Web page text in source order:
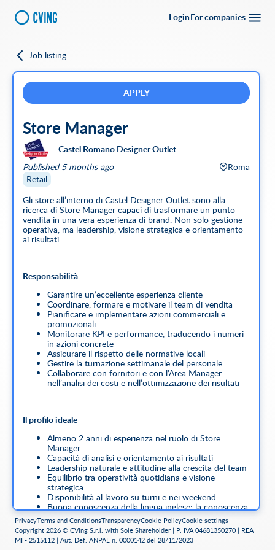
LoginFor companies
Full-time Full Remote CVing Referral
City
SEARCH
Go back
Job listing
APPLY
Store Manager
Castel Romano Designer Outlet
Published 5 months ago
Roma
Retail
Gli store all’interno di Castel Designer Outlet sono alla
ricerca di Store Manager capaci di trasformare un punto
vendita in una vera esperienza di brand. Non solo gestione
operativa, ma leadership, visione strategica e orientamento
ai risultati.
Responsabilità
Garantire un’eccellente esperienza cliente
Coordinare, formare e motivare il team di vendita
Pianificare e implementare azioni commerciali e
promozionali
Monitorare KPI e performance, traducendo i numeri
in azioni concrete
Assicurare il rispetto delle normative locali
Gestire la turnazione settimanale del personale
Collaborare con fornitori e con l’Area Manager
nell’analisi dei costi e nell’ottimizzazione dei risultati
Il profilo ideale
Almeno 2 anni di esperienza nel ruolo di Store
Manager
Capacità di analisi e orientamento ai risultati
Leadership naturale e attitudine alla crescita del team
Equilibrio tra operatività quotidiana e visione
strategica
Disponibilità al lavoro su turni e nei weekend
Buona conoscenza della lingua inglese; la conoscenza
di una seconda lingua è considerata un plus
PrivacyTerms and ConditionsTransparencyCookie PolicyCookie settings
Copyright 2026 © CVing S.r.l. with Sole Shareholder | P. IVA 04681350270 | REA
MI - 2515112 | Aut. Def. ANPAL n. 0000142 del 28/11/2023